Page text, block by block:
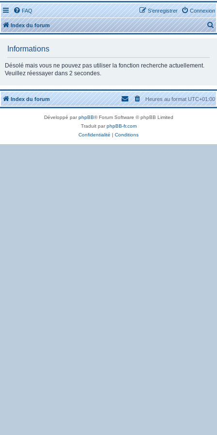
FAQ Connexion
S’enregistrer
Index du forum
e
c
h
Informations
Désolé mais vous ne pouvez pas utiliser la fonction recherche actuellement.
Veuillez réessayer dans 2 secondes.
Index du forum Heures au formatUTC+01:00
Développé parphpBB® Forum Software © phpBB Limited
Traduit parphpBB-fr.com
Confidentialité | Conditions